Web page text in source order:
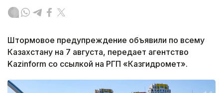
Штормовое предупреждение объявили по всему
Казахстану на 7 августа, передает агентство
Kazinform со ссылкой на РГП «Казгидромет».